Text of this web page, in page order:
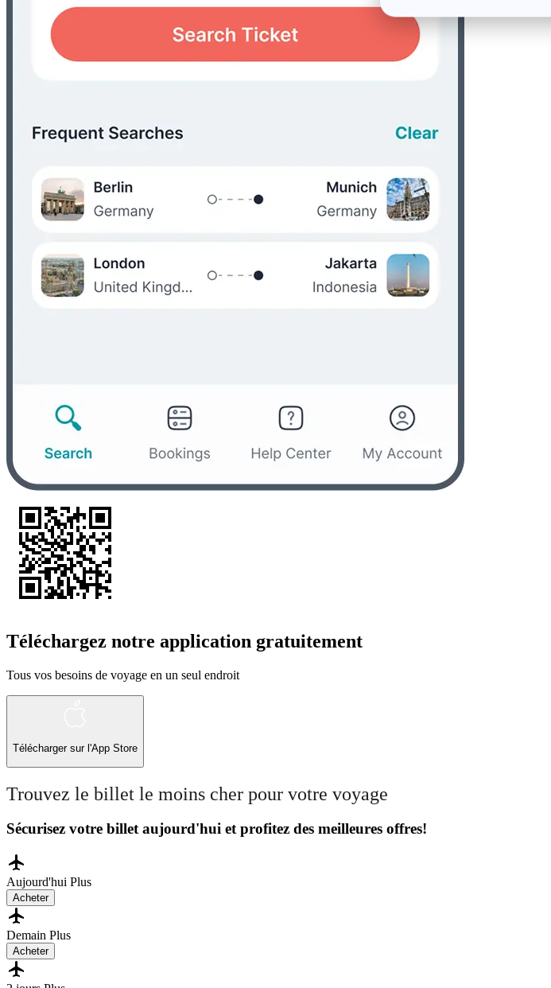
Téléchargez notre application gratuitement
Tous vos besoins de voyage en un seul endroit
Télécharger sur l'App Store
Trouvez le billet le moins cher pour votre voyage
Sécurisez votre billet aujourd'hui et profitez des meilleures offres!
Aujourd'hui Plus
Acheter
Demain Plus
Acheter